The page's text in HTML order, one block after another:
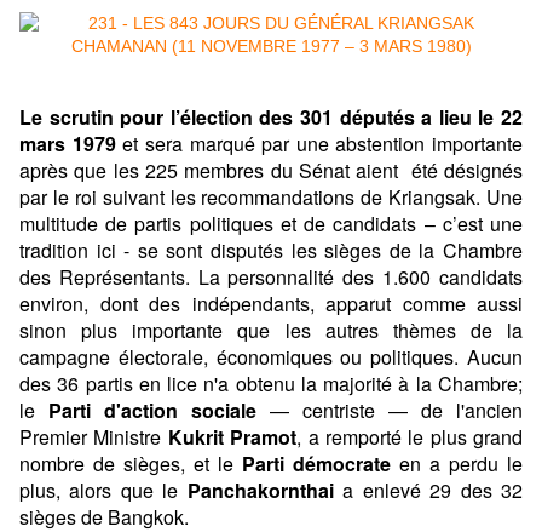
Le scrutin pour l’élection des 301 députés a lieu le 22
mars 1979et sera marqué par une abstention importante
après que les 225 membres du Sénat aient été désignés
par le roi suivant les recommandations de Kriangsak. Une
multitude de partis politiques et de candidats – c’est une
tradition ici - se sont disputés les sièges de la Chambre
des Représentants. La personnalité des 1.600 candidats
environ, dont des indépendants, apparut comme aussi
sinon plus importante que les autres thèmes de la
campagne électorale, économiques ou politiques. Aucun
des 36 partis en lice n'a obtenu la majorité à la Chambre;
le Parti d'action sociale — centriste — de l'ancien
Premier Ministre Kukrit Pramot, a remporté le plus grand
nombre de sièges, et le Parti démocrate en a perdu le
plus, alors que le Panchakornthaia enlevé 29 des 32
sièges de Bangkok.